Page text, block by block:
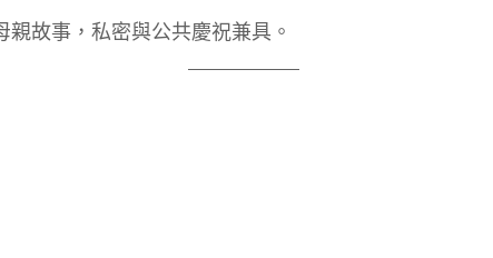
故事，私密與公共慶祝兼具。